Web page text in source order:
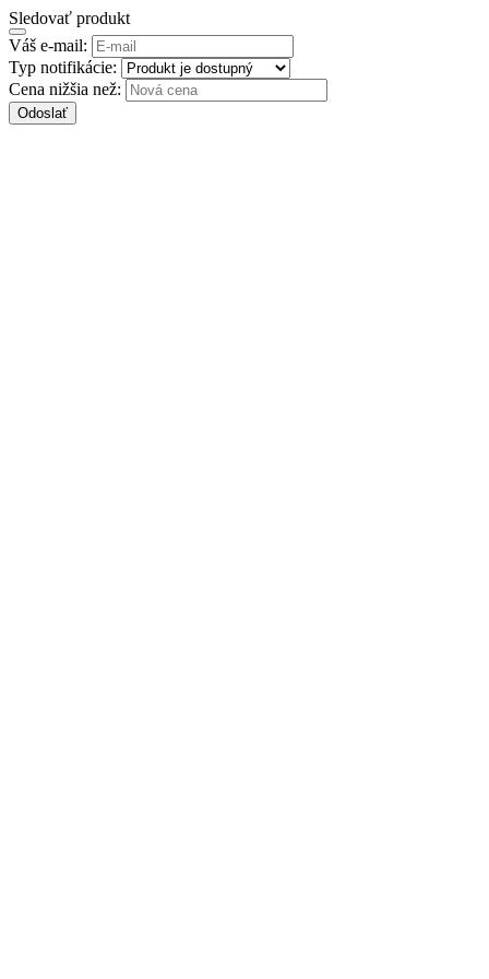
Sledovať produkt
Váš e-mail:
Typ notifikácie:
Cena nižšia než:
Odoslať